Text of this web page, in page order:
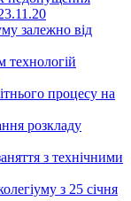
залежно від
технологій
процесу на
розкладу
з технічними
з 25 січня